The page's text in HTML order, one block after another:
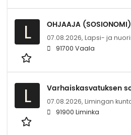
L OHJAAJA (SOSIONOMI)
07.08.2026, Lapsi- ja
91700 Vaala
L Varhaiskasvatuksen
07.08.2026, Limingan
91900 Liminka